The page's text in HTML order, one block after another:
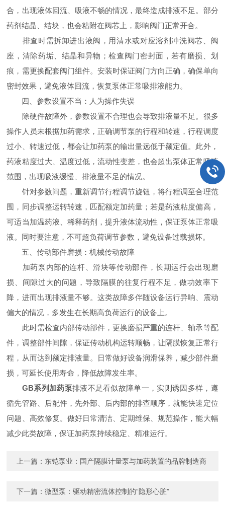
合，出现液体回流、吸液不畅的情况，最终造成排液不足。部分
药剂结晶、结块，也会粘附在阀芯上，影响阀门正常开合。
排查时需拆卸进出液阀，用清水或对应溶剂冲洗阀芯、阀
座，清除药垢、结晶和异物；检查阀门密封面，若有磨损、划
痕，需更换配套阀门组件。安装时保证阀门方向正确，确保单向
密封效果，避免液体回流，恢复泵体正常吸排液能力。
四、参数设置不当：人为操作失误
除硬件故障外，参数设置不合理也会导致排液量不足。很多
操作人员未根据加药需求，正确调节泵的行程和转速，行程调度
过小、转速过低，都会让加药泵的输出量远低于额定值。此外，
药液粘度过大、温度过低，流动性变差，也会超出泵体正常吸液
范围，出现吸液缓慢、排液量不足的情况。
针对参数问题，重新调节行程调节旋钮，将行程调至合理范
围，同步调整运转转速，匹配额定加药量；若是药液粘度偏高，
可适当加温药液、稀释药剂，提升液体流动性，保证泵体正常吸
液。同时要注意，不可超负荷调节参数，避免设备过载损坏。
五、传动部件磨损：机械传动故障
加药泵内部的连杆、滑块等传动部件，长期运行会出现磨
损、间隙过大的问题，导致隔膜的往复行程不足，做功效率下
降，进而出现排液量不够。这类故障多伴随设备运行异响、震动
偏大的情况，多发生在长期高负荷运行的设备上。
此时需检查内部传动部件，更换磨损严重的连杆、轴承等配
件，调整部件间隙，保证传动机构运转顺畅，让隔膜恢复正常行
程，从而达到额定排液量。日常做好设备润滑保养，减少部件磨
损，可延长使用寿命，降低故障发生率。
GB系列加药泵排液不足看似故障单一，实则诱因多样，遵
循先管路、后配件，先外部、后内部的排查顺序，就能快速定位
问题、高效修复。做好日常清洁、定期维保、规范操作，能大幅
减少此类故障，保证加药泵持续稳定、精准运行。
上一篇： 东铠泵业：国产隔膜计量泵与加药装置的品牌制造商
下一篇：微型泵：驱动精密流体控制的“隐形心脏”